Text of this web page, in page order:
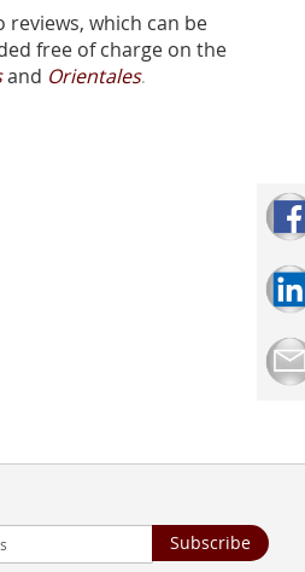
reviews, which can be
free of charge on the
and Orientales.
Subscribe